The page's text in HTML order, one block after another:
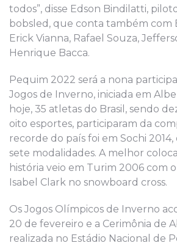
todos”, disse Edson Bindilatti,
bobsled, que conta também com
Erick Vianna, Rafael Souza,
Henrique Bacca.
Pequim 2022 será a nona
Jogos de Inverno, iniciada em
hoje, 35 atletas do Brasil, sendo
oito esportes, participaram da
recorde do país foi em Sochi
sete modalidades. A melhor
história veio em Turim 2006 com
Isabel Clark no snowboard cross.
Os Jogos Olímpicos de Inverno
20 de fevereiro e a Cerimônia de
realizada no Estádio Nacional de